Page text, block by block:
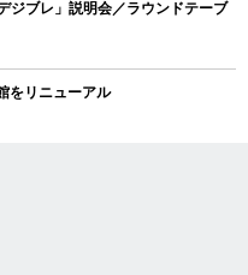
ブレ」説明会／ラウンドテーブ
をリニューアル